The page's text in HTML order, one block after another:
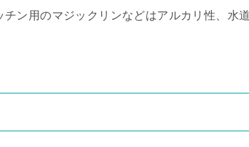
チン用のマジックリンなどはアルカリ性、水